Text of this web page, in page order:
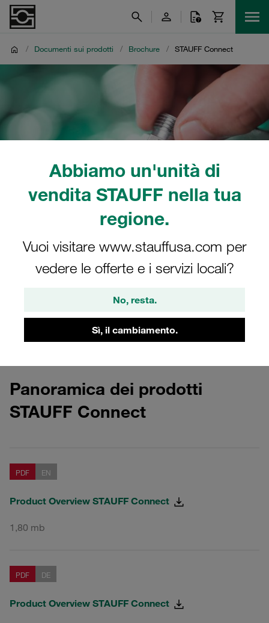
Abbiamo un'unità di
vendita STAUFF nella tua
regione.
Vuoi visitare www.stauffusa.com per
vedere le offerte e i servizi locali?
No, resta.
Sì, il cambiamento.
/ Documenti sui prodotti / Brochure / STAUFF Connect
STAUFF Connect
Download delle panoramiche dei prodotti per il
gruppo di prodotti STAUFF Connect
Panoramica dei prodotti
STAUFF Connect
PDF EN
Product Overview STAUFF Connect
1,80 mb
PDF DE
Product Overview STAUFF Connect